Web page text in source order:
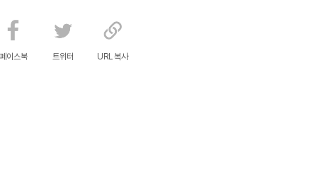
페이스북 트위터 URL 복사